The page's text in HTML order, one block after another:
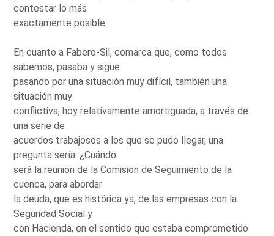
contestar lo más
exactamente posible.
En cuanto a Fabero-Sil, comarca que, como todos
sabemos, pasaba y sigue
pasando por una situación muy difícil, también una
situación muy
conflictiva, hoy relativamente amortiguada, a través de
una serie de
acuerdos trabajosos a los que se pudo llegar, una
pregunta sería: ¿Cuándo
será la reunión de la Comisión de Seguimiento de la
cuenca, para abordar
la deuda, que es histórica ya, de las empresas con la
Seguridad Social y
con Hacienda, en el sentido que estaba comprometido